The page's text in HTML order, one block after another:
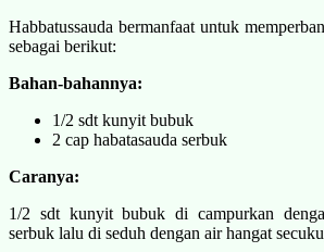
Habbatussauda bermanfaat untuk
sebagai berikut:
Bahan-bahannya:
1/2 sdt kunyit bubuk
2 cap habatasauda serbuk
Caranya:
1/2 sdt kunyit bubuk di campurkan
serbuk lalu di seduh dengan air hangat